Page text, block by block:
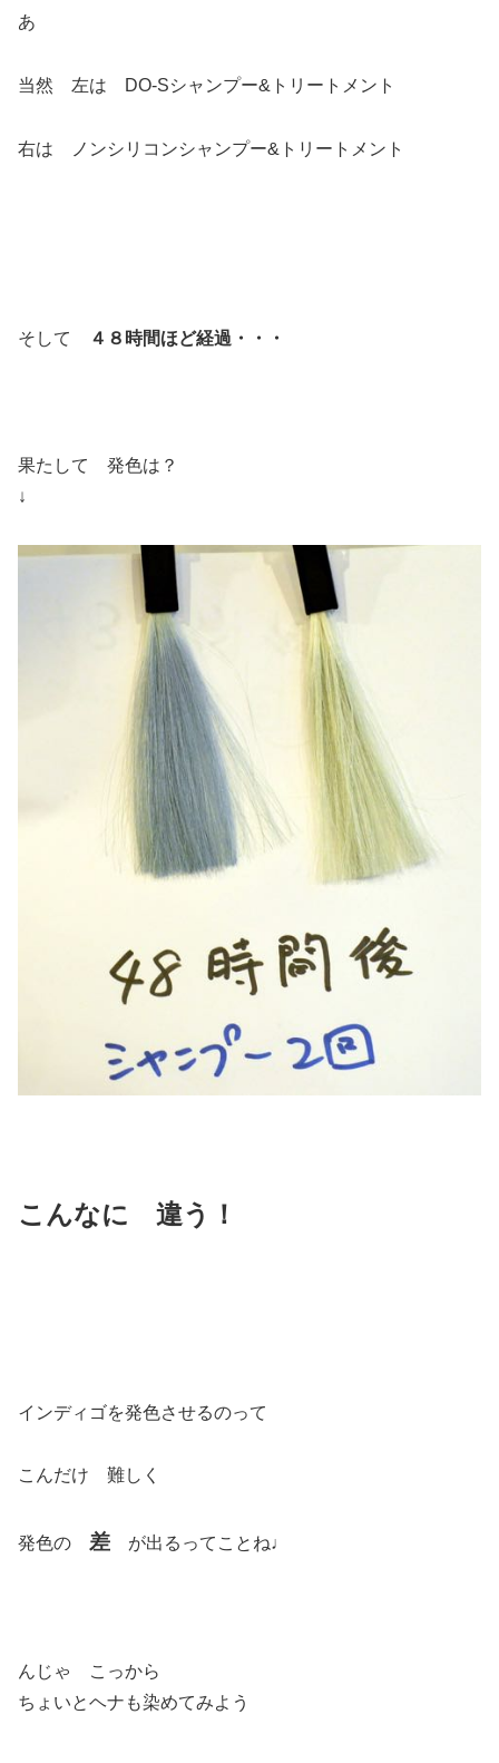
あ
当然 左は DO-Sシャンプー&トリートメント
右は ノンシリコンシャンプー&トリートメント
そして ４８時間ほど経過・・・
果たして 発色は？
↓
こんなに 違う！
インディゴを発色させるのって
こんだけ 難しく
発色の 差 が出るってことね♩
んじゃ こっから
ちょいとヘナも染めてみよう